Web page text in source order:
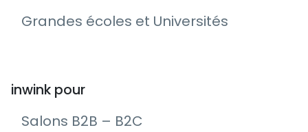
Grandes écoles et Universités
inwink pour
Salons B2B – B2C